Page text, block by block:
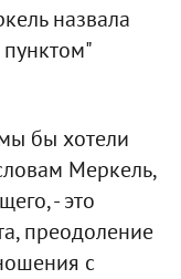
назвала
бы хотели
Меркель,
- это
преодоление
с